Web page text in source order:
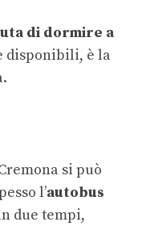
di dormire a
disponibili, è la
si può
l’autobus
due tempi,